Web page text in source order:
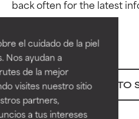
el cuidado de la piel
Nos ayudan a
de la mejor
visites nuestro sitio
partners,
a tus intereses
BACK TO
ingredientes
EXCELENTE
Ingrediente
beneficios reales
ingredientes
EXCELENTE
Ingrediente
beneficios reales